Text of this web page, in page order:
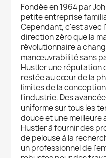
Fondée en 1964 par
petite entreprise
Cependant, c'est avec
direction zéro que la
révolutionnaire a
manœuvrabilité sans
Hustler une réputation
restée au cœur de la
limites de la
l'industrie. Des
uniforme sur tous les
douce et une
Hustler à fournir des
de pelouse à la
un professionnel de